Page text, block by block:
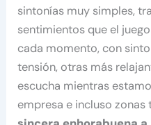
sintonías muy simples,
sentimientos que el
cada momento, con
tensión, otras más
escucha mientras
empresa e incluso zonas